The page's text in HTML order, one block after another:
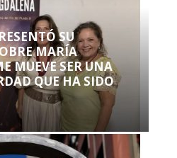
SU
MARÍA
MUEVE SER UNA
QUE HA SIDO